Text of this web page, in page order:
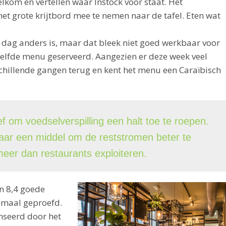
grote krijtbord mee te nemen naar de tafel. Eten wat
anders is, maar dat bleek niet goed werkbaar voor
menu geserveerd. Aangezien er deze week veel
gangen terug en kent het menu een Caraïbisch
om voedselverspilling een halt toe te roepen.
een middel om de reststromen beter te
dan restaurants exploiteren.
8,4 goede
geproefd.
door het